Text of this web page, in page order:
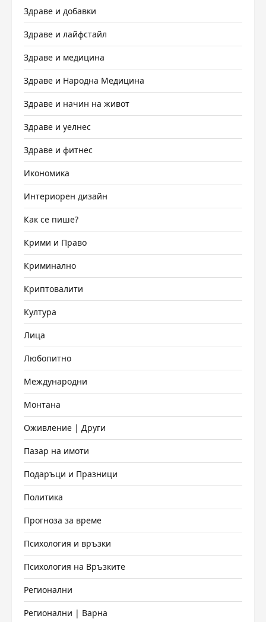
Здраве и добавки
Здраве и лайфстайл
Здраве и медицина
Здраве и Народна Медицина
Здраве и начин на живот
Здраве и уелнес
Здраве и фитнес
Икономика
Интериорен дизайн
Как се пише?
Крими и Право
Криминално
Криптовалити
Култура
Лица
Любопитно
Международни
Монтана
Оживление | Други
Пазар на имоти
Подаръци и Празници
Политика
Прогноза за време
Психология и връзки
Психология на Връзките
Регионални
Регионални | Варна